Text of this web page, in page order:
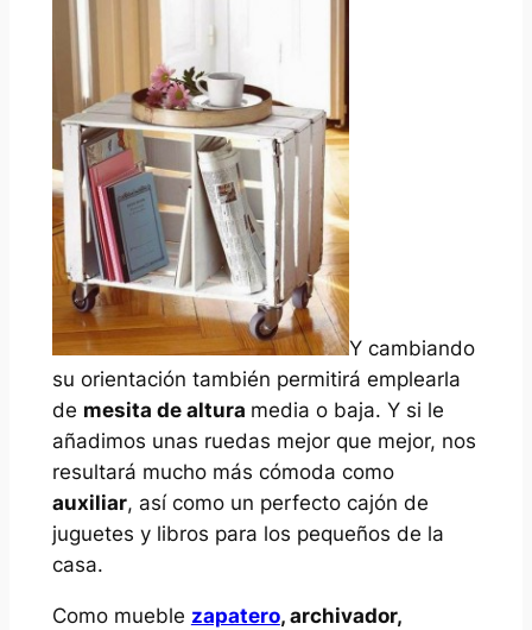
Y cambiando
su orientación también permitirá emplearla
de mesita de altura media o baja. Y si le
añadimos unas ruedas mejor que mejor, nos
resultará mucho más cómoda como
auxiliar, así como un perfecto cajón de
juguetes y libros para los pequeños de la
casa.
Como mueble zapatero, archivador,